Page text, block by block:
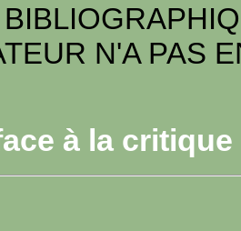
N'A PAS
à la critique